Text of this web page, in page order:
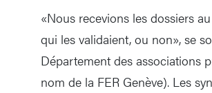
«Nous recevions les dossiers
qui les validaient, ou non», se
Département des associations
nom de la FER Genève). Les